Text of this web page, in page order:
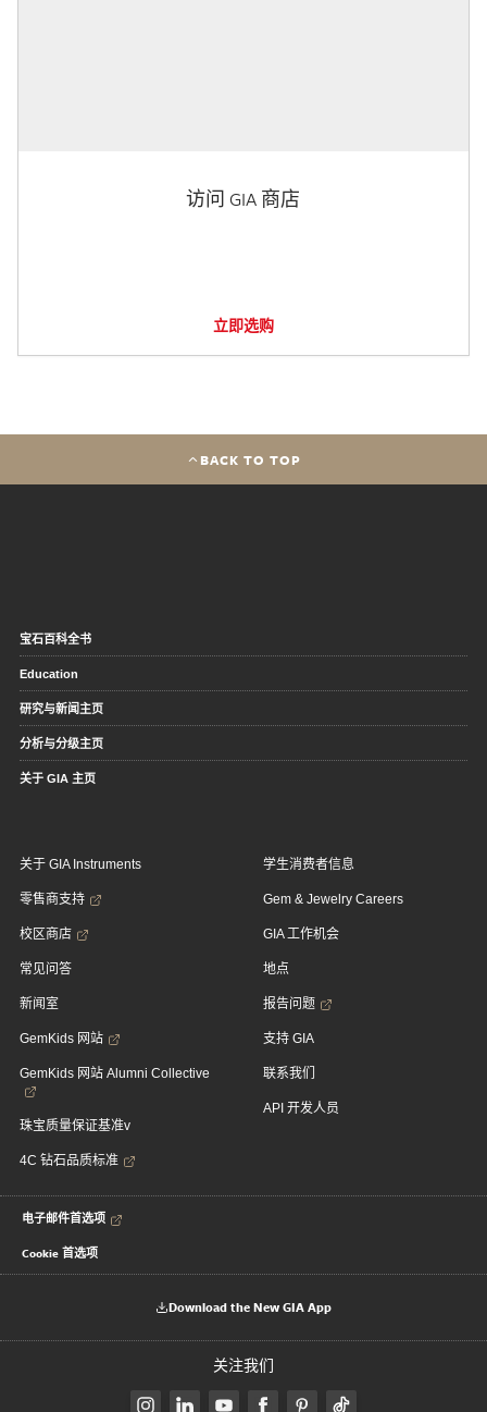
访问 GIA 商店
立即选购
BACK TO TOP
宝石百科全书
Education
研究与新闻主页
分析与分级主页
关于 GIA 主页
关于 GIA Instruments
零售商支持
校区商店
常见问答
新闻室
GemKids 网站
GemKids 网站 Alumni Collective
珠宝质量保证基准v
4C 钻石品质标准
学生消费者信息
Gem & Jewelry Careers
GIA 工作机会
地点
报告问题
支持 GIA
联系我们
API 开发人员
电子邮件首选项
Cookie 首选项
Download the New GIA App
关注我们